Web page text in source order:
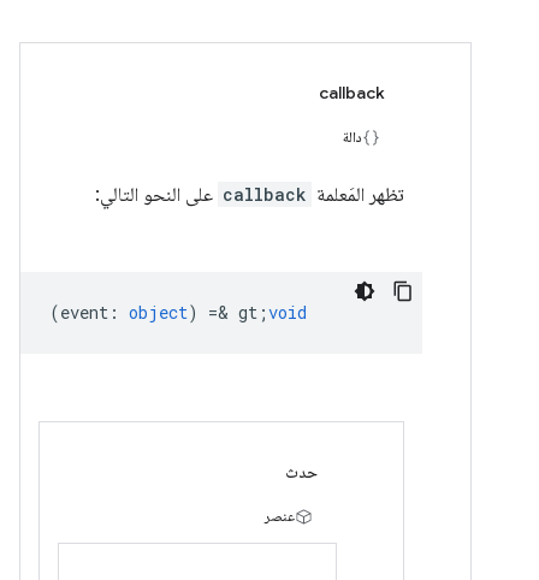
callback
دالة
تظهر المَعلمة callback على النحو التالي:
(event : object) =& gt;void
حدث
عنصر